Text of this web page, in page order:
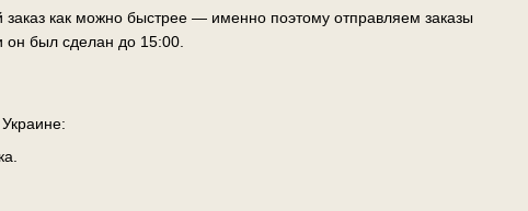
как можно быстрее — именно поэтому отправляем заказы
он был сделан до 15:00.